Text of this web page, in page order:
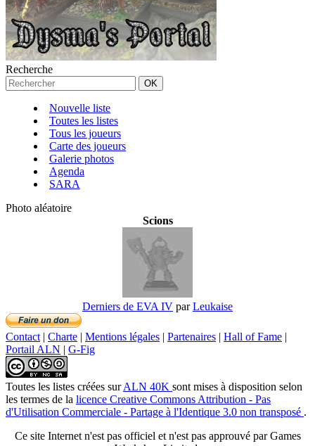
Recherche
Nouvelle liste
Toutes les listes
Tous les joueurs
Carte des joueurs
Galerie photos
Agenda
SARA
Photo aléatoire
Scions
Derniers de EVA IV parLeukaise
Contact | Charte | Mentions légales | Partenaires | Hall of Fame |
Portail ALN | G-Fig
Toutes les listes créées surALN 40K sont mises à disposition selon
les termes de la licence Creative Commons Attribution - Pas
d'Utilisation Commerciale - Partage à l'Identique 3.0 non transposé .
Ce site Internet n'est pas officiel et n'est pas approuvé par Games